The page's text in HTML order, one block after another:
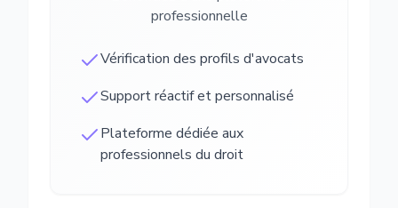
professionnelle
Vérification des profils d'avocats
Support réactif et personnalisé
Plateforme dédiée aux
professionnels du droit